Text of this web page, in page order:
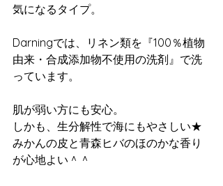
気になるタイプ。
Darningでは、リネン類を『100％植物
由来・合成添加物不使用の洗剤』で洗
っています。
肌が弱い方にも安心。
しかも、生分解性で海にもやさしい★
みかんの皮と青森ヒバのほのかな香り
が心地よい＾＾